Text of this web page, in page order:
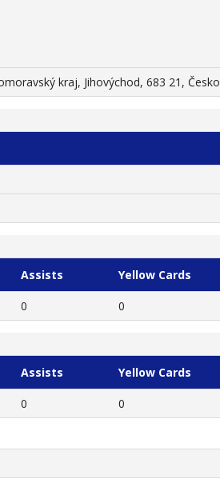
kraj, Jihovýchod, 683 21, Česko
Assists Yellow Cards
0 0
Assists Yellow Cards
0 0